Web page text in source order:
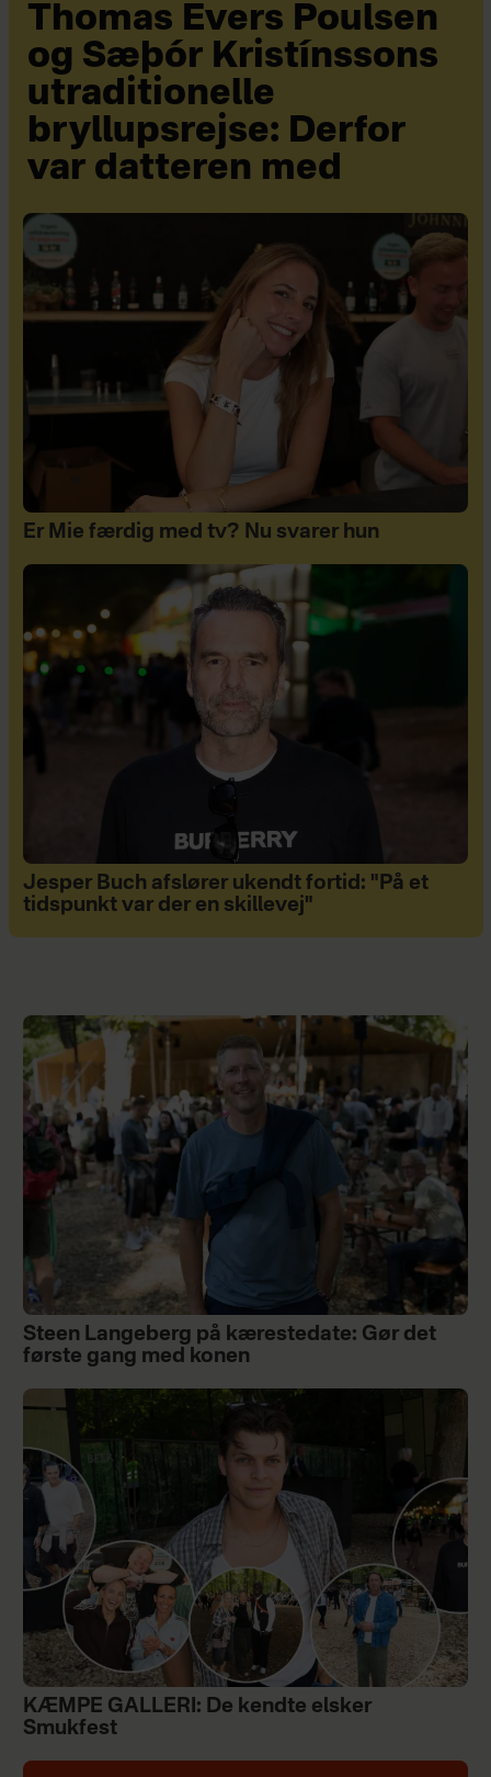
Thomas Evers Poulsen
og Sæþór Kristínssons
utraditionelle
bryllupsrejse: Derfor
var datteren med
Er Mie færdig med tv? Nu svarer hun
Jesper Buch afslører ukendt fortid: "På et
tidspunkt var der en skillevej"
Steen Langeberg på kærestedate: Gør det
første gang med konen
KÆMPE GALLERI: De kendte elsker
Smukfest